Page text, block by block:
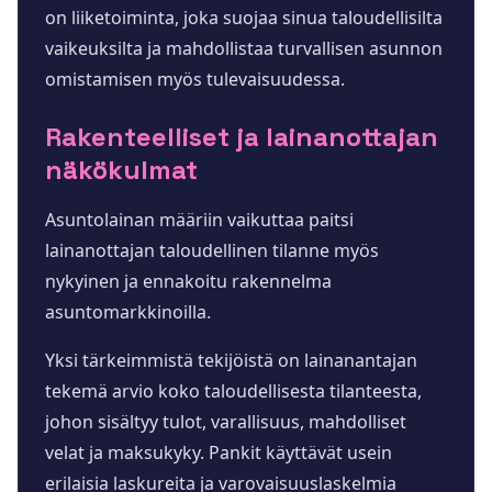
on liiketoiminta, joka suojaa sinua taloudellisilta
vaikeuksilta ja mahdollistaa turvallisen asunnon
omistamisen myös tulevaisuudessa.
Rakenteelliset ja lainanottajan
näkökulmat
Asuntolainan määriin vaikuttaa paitsi
lainanottajan taloudellinen tilanne myös
nykyinen ja ennakoitu rakennelma
asuntomarkkinoilla.
Yksi tärkeimmistä tekijöistä on lainanantajan
tekemä arvio koko taloudellisesta tilanteesta,
johon sisältyy tulot, varallisuus, mahdolliset
velat ja maksukyky. Pankit käyttävät usein
erilaisia laskureita ja varovaisuuslaskelmia